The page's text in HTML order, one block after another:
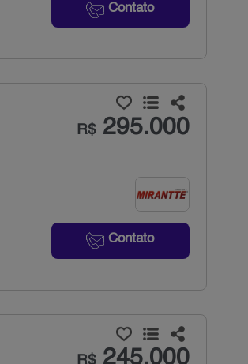
Contato
R$295.000
Contato
R$245.000